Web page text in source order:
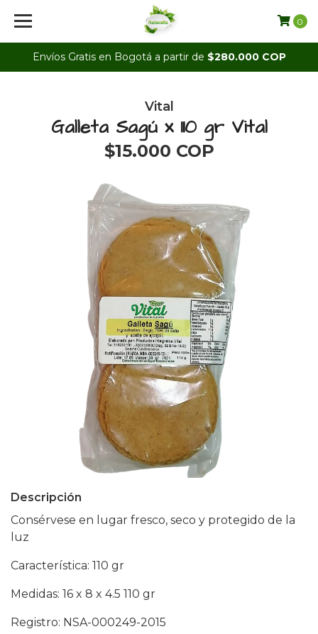
Envíos Gratis en Bogotá a partir de $280.000 COP
0
Vital
Galleta Sagú x 110 gr Vital
$15.000 COP
Descripción
Consérvese en lugar fresco, seco y protegido de la
luz
Característica: 110 gr
Medidas: 16 x 8 x 4.5 110 gr
Registro: NSA-000249-2015